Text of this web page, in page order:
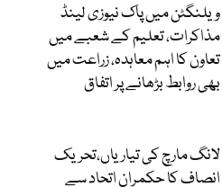
ویلنگٹن میں پاک نیوزی لینڈ
مذاکرات، تعلیم کے شعبے میں
تعاون کا اہم معاہدہ، زراعت میں
بھی روابط بڑھانے پر اتفاق
لانگ مارچ کی تیاریاں،تحریک
انصاف کا حکمران اتحاد سے